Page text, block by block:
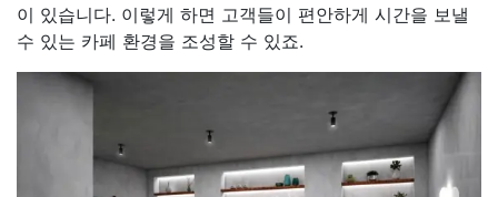
이 있습니다. 이렇게 하면 고객들이 편안하게 시간을 보낼
수 있는 카페 환경을 조성할 수 있죠.